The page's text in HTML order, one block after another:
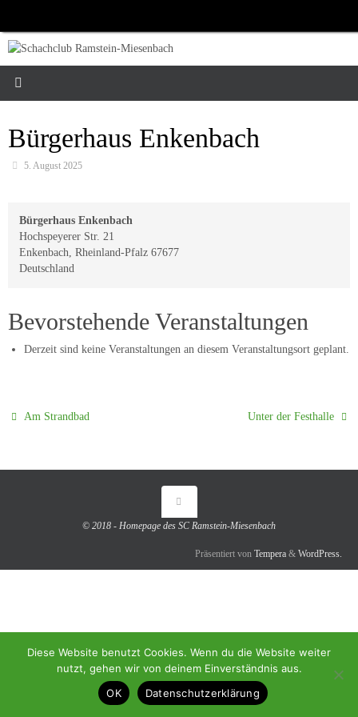
springen
Bürgerhaus Enkenbach
5. August 2025
Bürgerhaus Enkenbach
Hochspeyerer Str. 21
Enkenbach, Rheinland-Pfalz 67677
Deutschland
Bevorstehende Veranstaltungen
Derzeit sind keine Veranstaltungen an diesem Veranstaltungsort geplant.
Am Strandbad Unter der Festhalle
© 2018 - Homepage des SC Ramstein-Miesenbach
Präsentiert von Tempera & WordPress.
Diese Website benutzt Cookies. Wenn du die Website weiter
nutzt, gehen wir von deinem Einverständnis aus.
OK
Datenschutzerklärung